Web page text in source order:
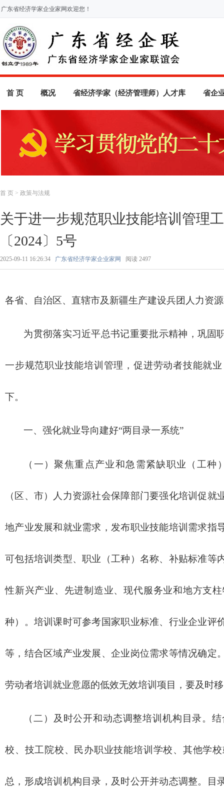
广东省经济学家企业家网欢迎您！
首 页 概况 省经济学家（经济管理师）人才库 省企
首 页 > 政策与法规
关于进一步规范职业技能培训管理
〔2024〕5号
2025-09-11 16:26:34 广东省经济学家企业家网 阅读 2497
各省、自治区、直辖市及新疆生产建设兵团人力资
为贯彻落实习近平总书记重要批示精神，巩固
一步规范职业技能培训管理，促进劳动者技能就
下。
一、强化就业导向建好“两目录一系统”
（一）聚焦重点产业和急需紧缺职业（工
（区、市）人力资源社会保障部门要强化培训促
地产业发展和就业需求，发布职业技能培训需求指
可包括培训类型、职业（工种）名称、补贴标准等
性新兴产业、先进制造业、现代服务业和地方支
种）。培训课时可参考国家职业标准、行业企业评
等，结合区域产业发展、企业岗位需求等情况确定
劳动者培训就业意愿的低效无效培训项目，要及时
（二）及时公开和动态调整培训机构目录。
校、技工院校、民办职业技能培训学校、其他学
总，形成培训机构目录，及时公开并动态调整。目